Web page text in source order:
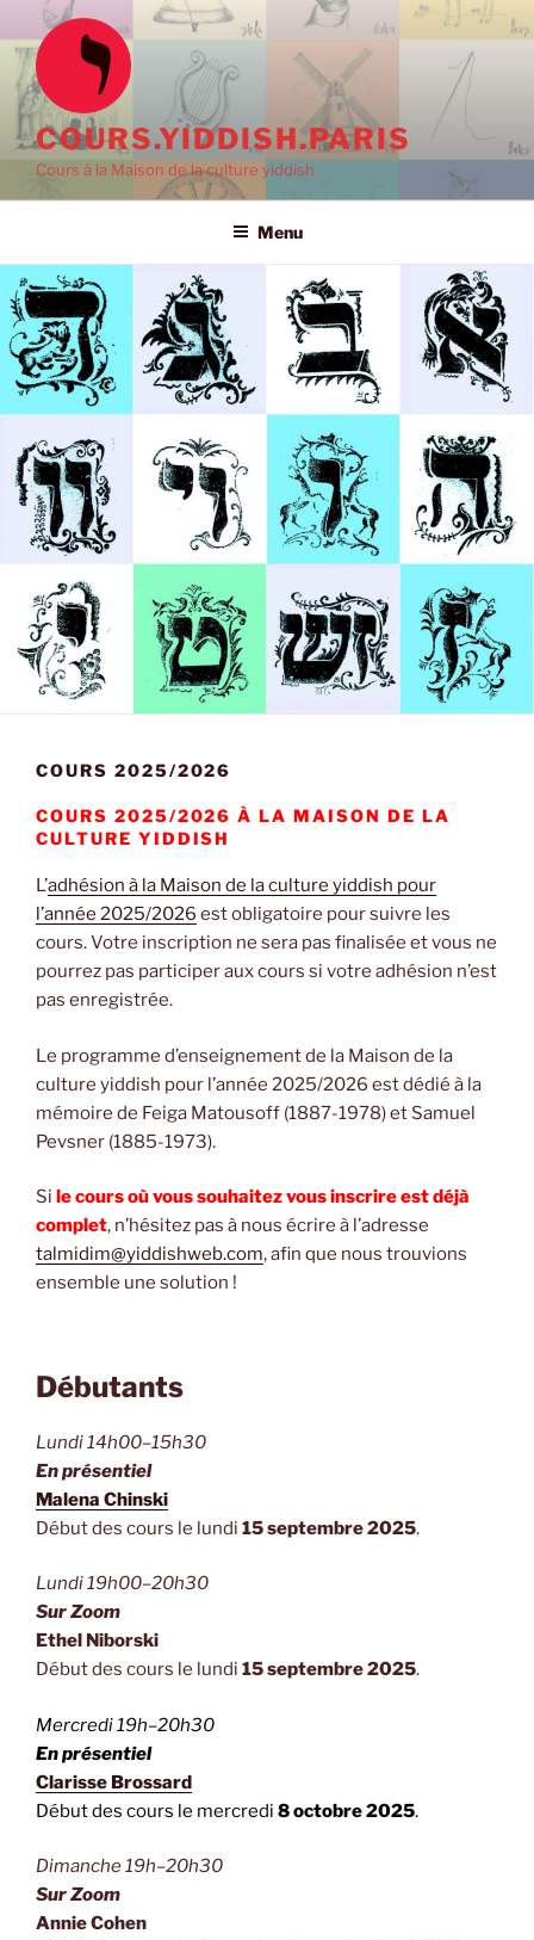
au
contenu
principal
COURS.YIDDISH.PARIS
Cours à la Maison de la culture yiddish
Menu
COURS 2025/2026
COURS 2025/2026 À LA MAISON DE LA
CULTURE YIDDISH
2024/2025 »L’adhésion
à
la
Maison
de
culture
yiddish
est
obligatoire
suivre
les
cours
(détails
page).
L’adhésion à la Maison de la culture yiddish pour
l’année 2025/2026 est obligatoire pour suivre les
cours. Votre inscription ne sera pas finalisée et vous ne
pourrez pas participer aux cours si votre adhésion n’est
pas enregistrée.
Le programme d’enseignement de la Maison de la
culture yiddish pour l’année 2025/2026 est dédié à la
mémoire de Feiga Matousoff (1887-1978) et Samuel
Pevsner (1885-1973).
Si le cours où vous souhaitez vous inscrire est déjà
complet, n’hésitez pas à nous écrire à l’adresse
talmidim@yiddishweb.com, afin que nous trouvions
ensemble une solution !
Débutants
Lundi 14h00–15h30
En présentiel
Malena Chinski
Début des cours le lundi 15 septembre 2025.
Lundi 19h00–20h30
Sur Zoom
Ethel Niborski
Début des cours le lundi 15 septembre 2025.
Mercredi 19h–20h30
En présentiel
Clarisse Brossard
Début des cours le mercredi 8 octobre 2025.
Dimanche 19h–20h30
Sur Zoom
Annie Cohen